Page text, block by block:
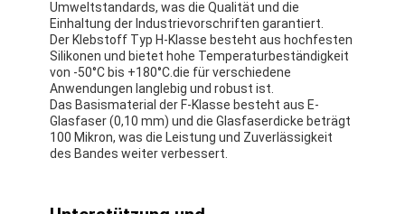
Umweltstandards, was die Qualität und die
Einhaltung der Industrievorschriften garantiert.
Der Klebstoff Typ H-Klasse besteht aus hochfesten
Silikonen und bietet hohe Temperaturbeständigkeit
von -50°C bis +180°C.die für verschiedene
Anwendungen langlebig und robust ist.
Das Basismaterial der F-Klasse besteht aus E-
Glasfaser (0,10 mm) und die Glasfaserdicke beträgt
100 Mikron, was die Leistung und Zuverlässigkeit
des Bandes weiter verbessert.